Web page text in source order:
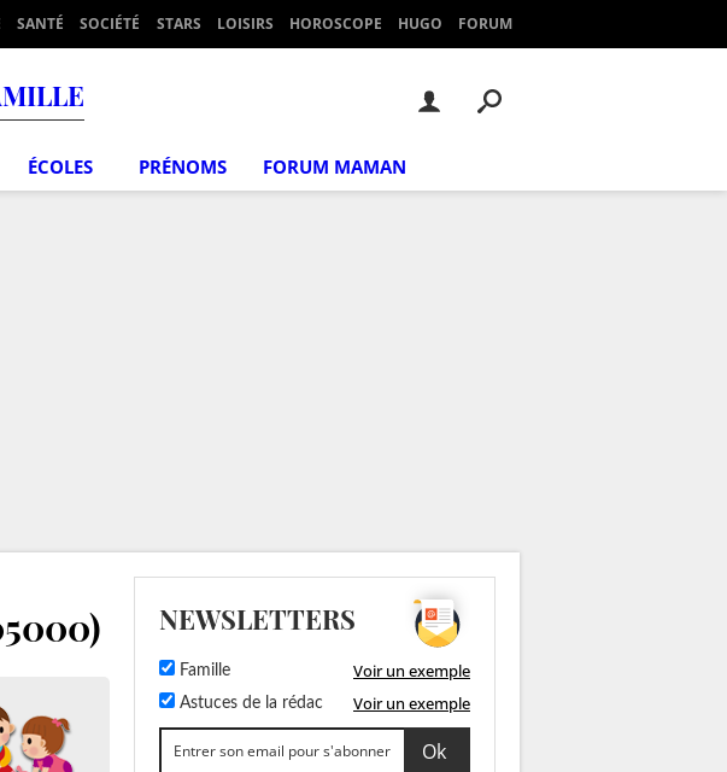
SANTÉ SOCIÉTÉ STARS LOISIRS HOROSCOPE HUGO FORUM
ÉCOLES PRÉNOMS FORUM MAMAN
NEWSLETTERS
Famille Voir un exemple
Astuces de la rédac Voir un exemple